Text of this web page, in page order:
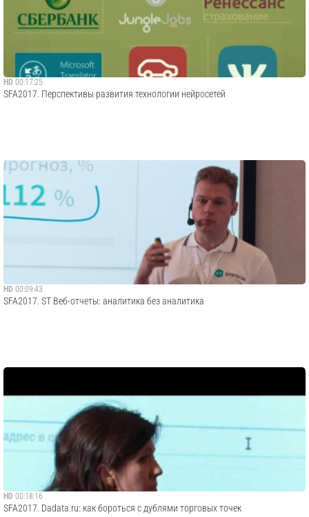
HD 00:17:25
SFA2017. Перспективы развития технологии нейросетей
HD 00:09:43
SFA2017. ST Веб-отчеты: аналитика без аналитика
HD 00:18:16
SFA2017. Dadata.ru: как бороться с дублями торговых точек